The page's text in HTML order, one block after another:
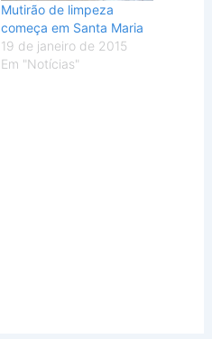
Mutirão de limpeza
começa em Santa Maria
19 de janeiro de 2015
Em "Notícias"